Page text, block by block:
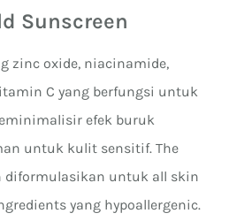
Sunscreen
zinc oxide, niacinamide,
C yang berfungsi untuk
efek buruk
untuk kulit sensitif. The
diformulasikan untuk all skin
yang hypoallergenic.